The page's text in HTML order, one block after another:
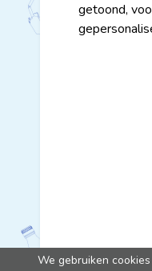
getoond,
We gebruiken